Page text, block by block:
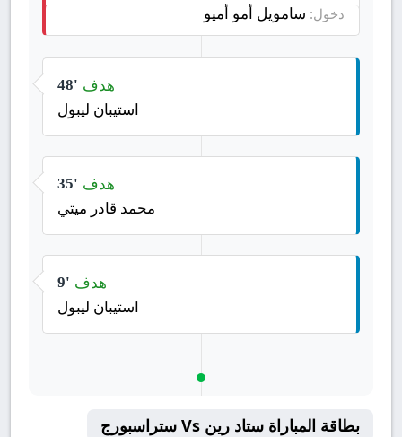
دخول: سامويل أمو أميو
48' هدف
استيبان ليبول
35' هدف
محمد قادر ميتي
9' هدف
استيبان ليبول
بطاقة المباراة ستاد رين Vs ستراسبورج